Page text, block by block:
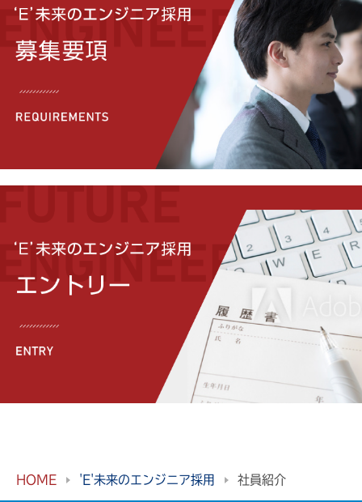
HOME 'E'未来のエンジニア採用 社員紹介